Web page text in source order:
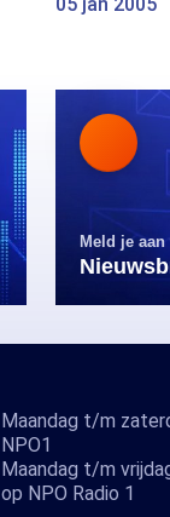
Meld je
Maandag t/m
NPO1
Maandag t/m
op NPO Radio 1